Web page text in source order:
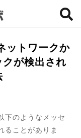
ットワークか
クが検出され
下のようなメッセ
ることがありま